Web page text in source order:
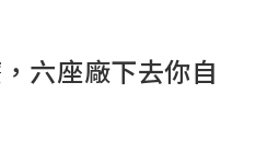
六座廠下去你自